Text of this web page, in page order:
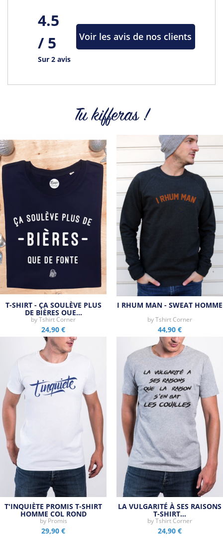
Tous les produits de la marque
4.5
/ 5
Sur 2 avis
Voir les avis de nos clients
Tu kifferas !
T-SHIRT - ÇA SOULÈVE PLUS
DE BIÈRES QUE…
byTshirt Corner
24,90 €
I RHUM MAN - SWEAT HOMME
byTshirt Corner
44,90 €
T'INQUIÈTE PROMIS T-SHIRT
HOMME COL ROND
by Promis
29,90 €
LA VULGARITÉ À SES RAISONS
T-SHIRT…
byTshirt Corner
24,90 €